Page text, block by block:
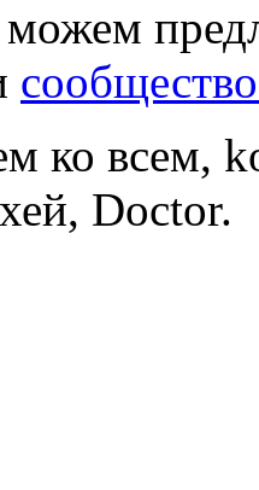
ко всем,
Doctor.